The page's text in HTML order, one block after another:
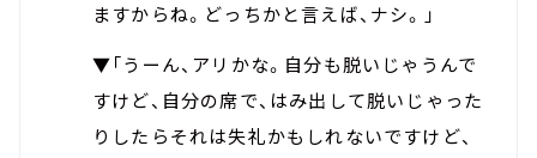
ますからね。どっちかと言えば、ナシ。」
▼「うーん、アリかな。自分も脱いじゃうんで
すけど、自分の席で、はみ出して脱いじゃった
りしたらそれは失礼かもしれないですけど、